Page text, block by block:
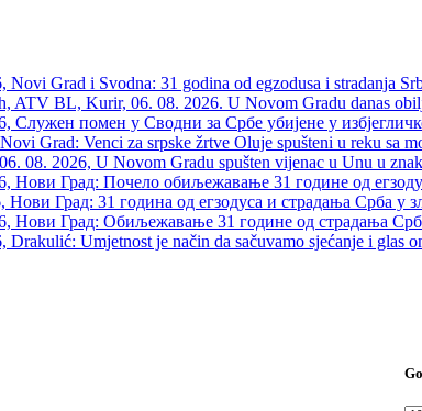
Novi Grad i Svodna: 31 godina od egzodusa i stradanja
ATV BL, Kurir, 06. 08. 2026. U Novom Gradu danas
помен у Сводни за Србе убијене у
Grad: Venci za srpske žrtve Oluje spušteni u reku sa
08. 2026, U Novom Gradu spušten vijenac u Unu u
Нови Град: Почело обиљежавање 31 године од
Град: 31 година од егзодуса и страдања Срба у
Нови Град: Обиљежавање 31 године од страдања
Drakulić: Umjetnost je način da sačuvamo sjećanje i glas